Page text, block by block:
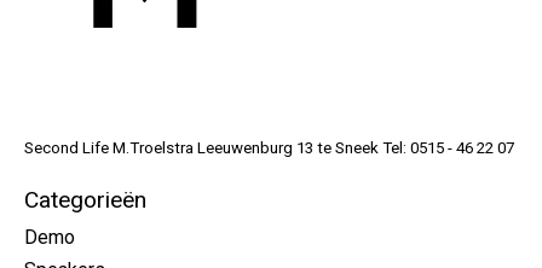
Second Life M.Troelstra Leeuwenburg 13 te Sneek Tel: 0515 - 46 22 07
Categorieën
Demo